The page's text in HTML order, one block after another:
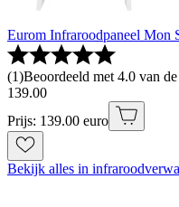
Eurom Infraroodpaneel Mon
(1)Beoordeeld met 4.0 van
139.00
Prijs: 139.00 euro
Bekijk alles in